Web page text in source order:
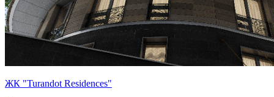
ЖК "Turandot Residences"